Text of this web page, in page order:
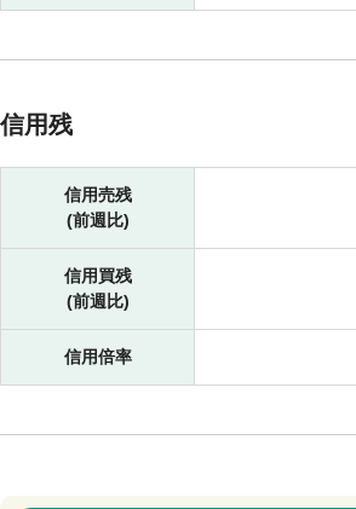
信用残
信用売残
(前週比)
信用買残
(前週比)
信用倍率